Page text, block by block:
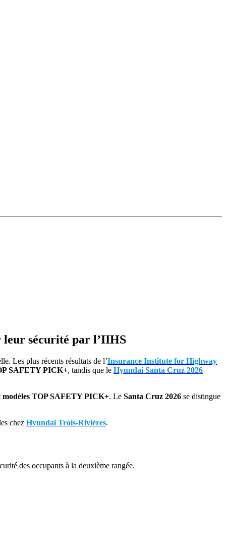
leur sécurité par l’IIHS
Les plus récents résultats de l’Insurance Institute for Highway
SAFETY PICK+, tandis que le Hyundai Santa Cruz 2026
modèles TOP SAFETY PICK+. Le Santa Cruz 2026 se distingue
chez Hyundai Trois-Rivières.
des occupants à la deuxième rangée.